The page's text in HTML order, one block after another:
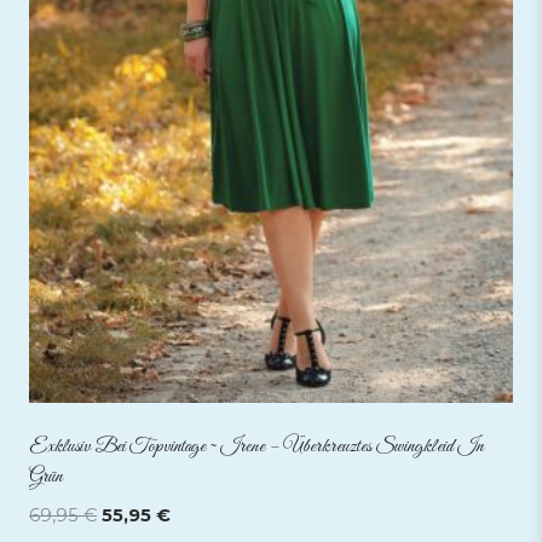
Exklusiv Bei Topvintage ~ Irene – Überkreuztes Swingkleid In
Grün
69,95€ Ursprünglicher
55,95 €Aktueller